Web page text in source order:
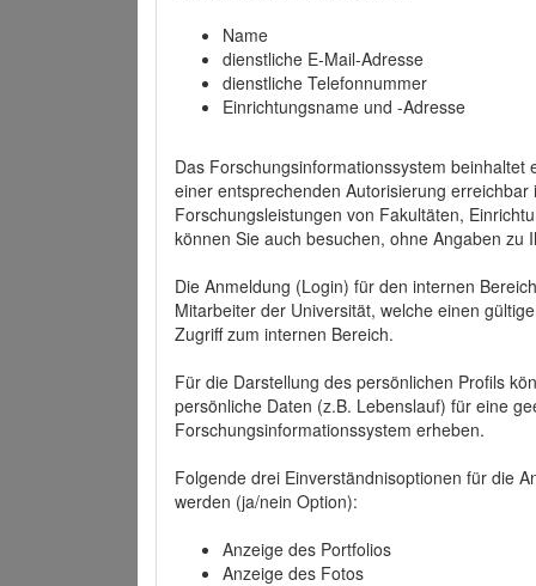
Name
dienstliche E-Mail-Adresse
dienstliche Telefonnummer
Einrichtungsname und -Adresse
Das Forschungsinformationssystem beinhaltet
einer entsprechenden Autorisierung
Forschungsleistungen von Fakultäten,
können Sie auch besuchen, ohne Angaben zu
Die Anmeldung (Login) für den internen
Mitarbeiter der Universität, welche einen
Zugriff zum internen Bereich.
Für die Darstellung des persönlichen Profils
persönliche Daten (z.B. Lebenslauf) für eine
Forschungsinformationssystem erheben.
Folgende drei Einverständnisoptionen für die
werden (ja/nein Option):
Anzeige des Portfolios
Anzeige des Fotos